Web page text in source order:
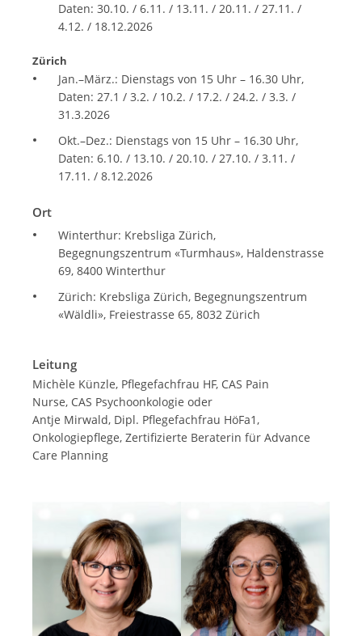
Daten: 30.10. / 6.11. / 13.11. / 20.11. / 27.11. /
4.12. / 18.12.2026
Zürich
Jan.–März.: Dienstags von 15 Uhr – 16.30 Uhr,
Daten: 27.1 / 3.2. / 10.2. / 17.2. / 24.2. / 3.3. /
31.3.2026
Okt.–Dez.: Dienstags von 15 Uhr – 16.30 Uhr,
Daten: 6.10. / 13.10. / 20.10. / 27.10. / 3.11. /
17.11. / 8.12.2026
Ort
Winterthur: Krebsliga Zürich,
Begegnungszentrum «Turmhaus», Haldenstrasse
69, 8400 Winterthur
Zürich: Krebsliga Zürich, Begegnungszentrum
«Wäldli», Freiestrasse 65, 8032 Zürich
Leitung
Michèle Künzle, Pflegefachfrau HF, CAS Pain
Nurse, CAS Psychoonkologie oder
Antje Mirwald, Dipl. Pflegefachfrau HöFa1,
Onkologiepflege, Zertifizierte Beraterin für Advance
Care Planning